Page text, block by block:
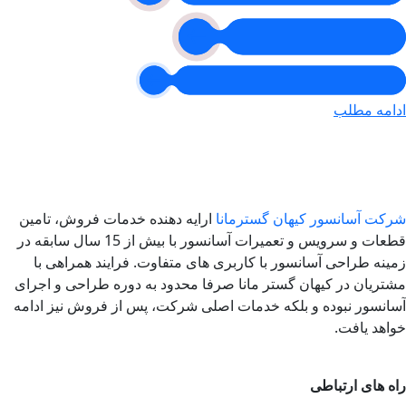
ادامه مطلب
شرکت آسانسور کیهان گسترمانا ارایه دهنده خدمات فروش، تامین
قطعات و سرویس و تعمیرات آسانسور با بیش از 15 سال سابقه در
زمینه طراحی آسانسور با کاربری های متفاوت. فرایند همراهی با
مشتریان در کیهان گستر مانا صرفا محدود به دوره طراحی و اجرای
آسانسور نبوده و بلکه خدمات اصلی شرکت، پس از فروش نیز ادامه
خواهد یافت.
راه های ارتباطی